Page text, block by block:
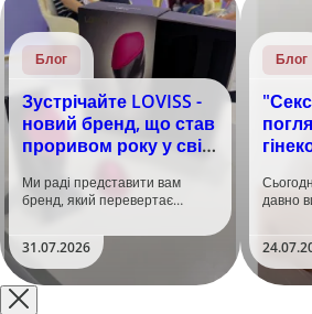
Блог
Зустрічайте LOVISS -
новий бренд, що став
проривом року у світі
Ми раді представити вам
бренд, який перевертає
та вже встиг стати сенсацією
на міжнародній виставці API
Shanghai-2026!​LOVISS - це
поєднання унікальної естетики
та бездога..
31.07.2026
Блог
давно
їх на